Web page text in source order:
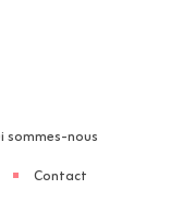
sommes-nous
Contact